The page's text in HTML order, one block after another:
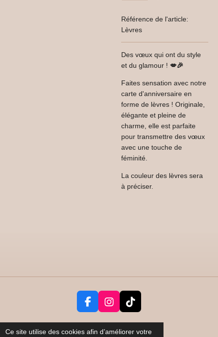
Ce site utilise des cookies afin d’améliorer votre
Référence de l'article:
Lèvres
Des vœux qui ont du style
et du glamour ! 💋🎉
Faites sensation avec notre
carte d'anniversaire en
forme de lèvres ! Originale,
élégante et pleine de
charme, elle est parfaite
pour transmettre des vœux
avec une touche de
féminité.
La couleur des lèvres sera
à préciser.
F
I
T